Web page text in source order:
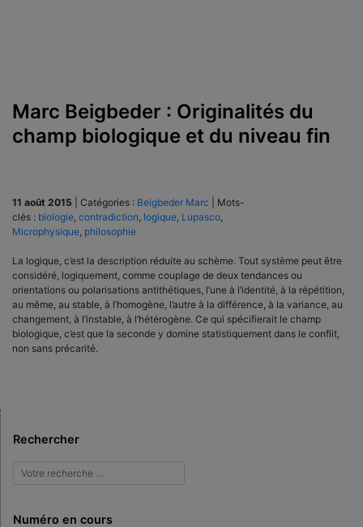
Marc Beigbeder : Originalités du
champ biologique et du niveau fin
11 août 2015 Catégories : Beigbeder Marc
Mots-
clés : biologie, contradiction, logique, Lupasco,
Microphysique, philosophie
La logique, c’est la description réduite au schème. Tout système peut être
considéré, logiquement, comme couplage de deux tendances ou
orientations ou po­larisations antithétiques, l’une à l’identi­té, à la répétition,
au même, au stable, à l’homogène, l’autre à la différence, à la va­riance, au
changement, à l’instable, à l’hétérogène. Ce qui spécifierait le champ
biologique, c’est que la seconde y domine statistiquement dans le conflit,
non sans précarité.
Rechercher
Numéro en cours